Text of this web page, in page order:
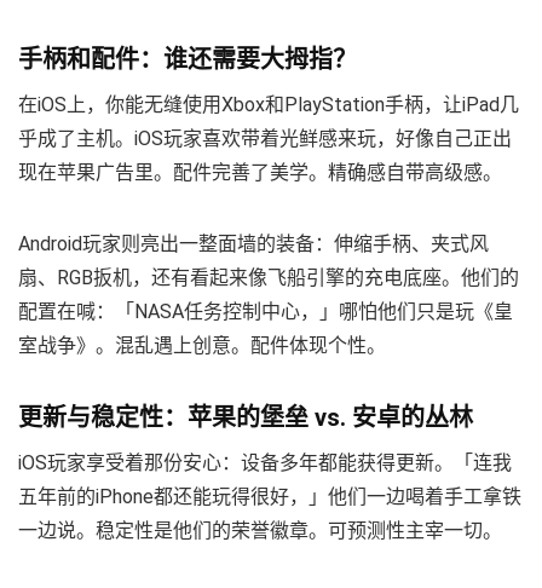
手柄和配件：谁还需要大拇指？
在iOS上，你能无缝使用Xbox和PlayStation手柄，让iPad几
乎成了主机。iOS玩家喜欢带着光鲜感来玩，好像自己正出
现在苹果广告里。配件完善了美学。精确感自带高级感。
Android玩家则亮出一整面墙的装备：伸缩手柄、夹式风
扇、RGB扳机，还有看起来像飞船引擎的充电底座。他们的
配置在喊：「NASA任务控制中心，」哪怕他们只是玩《皇
室战争》。混乱遇上创意。配件体现个性。
更新与稳定性：苹果的堡垒 vs. 安卓的丛林
iOS玩家享受着那份安心：设备多年都能获得更新。「连我
五年前的iPhone都还能玩得很好，」他们一边喝着手工拿铁
一边说。稳定性是他们的荣誉徽章。可预测性主宰一切。